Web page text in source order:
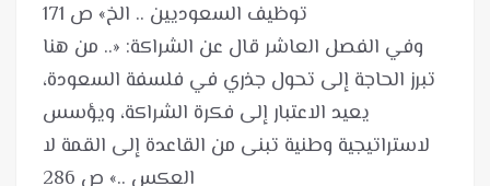
وفي الفصل العاشر قال عن الشراكة: «.. من هنا
تبرز الحاجة إلى تحول جذري في فلسفة السعودة،
يعيد الاعتبار إلى فكرة الشراكة، ويؤسس
لاستراتيجية وطنية تبنى من القاعدة إلى القمة لا